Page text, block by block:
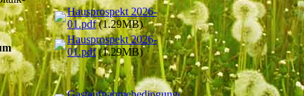
Hausprospekt 2026-
01.pdf(1.29MB)
Hausprospekt 2026-
01.pdf(1.29MB)